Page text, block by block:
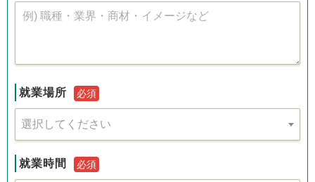
就業場所 必須
選択してください
就業時間 必須